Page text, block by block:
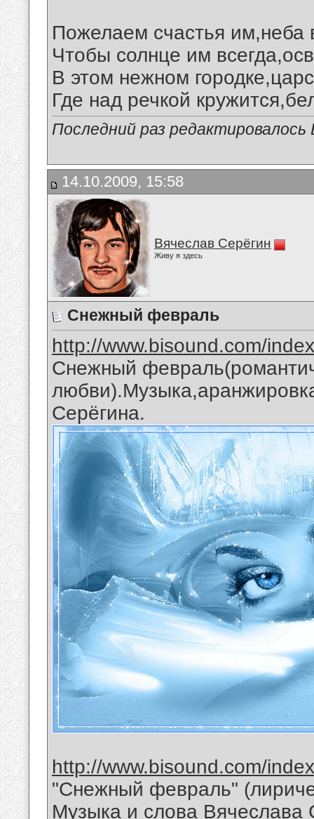
Пожелаем счастья им,неба
Чтобы солнце им
В этом нежном
Где над речкой
Последний раз
14.10.2009, 15:58
Вячеслав Серёгин
Живу я здесь
Снежный февраль
http://www.bisound.com/
Снежный
Серёгина.
http://www.bisound.com/
"Снежный февраль"
Музыка и слова Вячеслава